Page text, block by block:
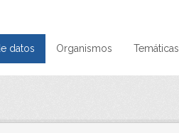
datos Organismos Temáticas